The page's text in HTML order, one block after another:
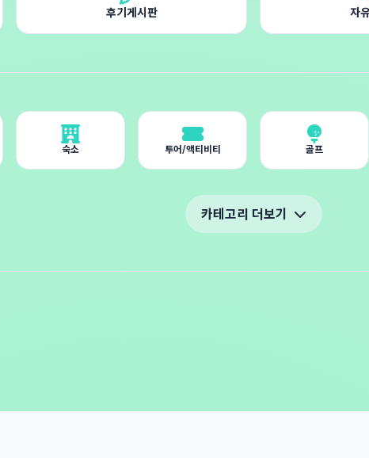
후기게시판 자
숙소 투어/액티비티 골프
카테고리 더보기